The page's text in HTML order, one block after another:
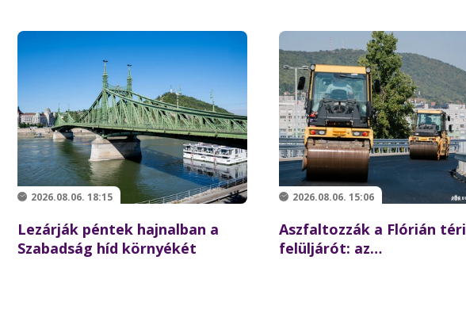
2026.08.06. 18:15
Lezárják péntek hajnalban a
Szabadság híd környékét
2026.08.06. 15:06
Aszfaltozzák a Flórián téri
felüljárót: az